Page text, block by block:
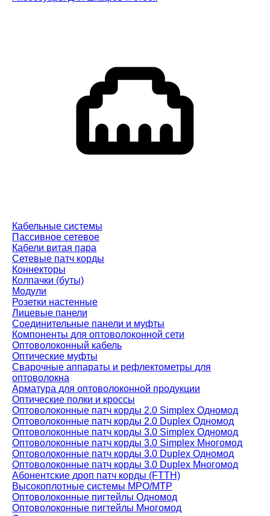
Кабельные системы
Пассивное сетевое
Кабели витая пара
Сетевые патч корды
Коннекторы
Колпачки (буты)
Модули
Розетки настенные
Лицевые панели
Соединительные панели и муфты
Компоненты для оптоволоконной сети
Оптоволоконный кабель
Оптические муфты
Сварочные аппараты и рефлектометры для
оптоволокна
Арматура для оптоволоконной продукции
Оптические полки и кроссы
Оптоволоконные патч корды 2.0 Simplex Одномод
Оптоволоконные патч корды 2.0 Duplex Одномод
Оптоволоконные патч корды 3.0 Simplex Одномод
Оптоволоконные патч корды 3.0 Simplex Многомод
Оптоволоконные патч корды 3.0 Duplex Одномод
Оптоволоконные патч корды 3.0 Duplex Многомод
Абонентские дроп патч корды (FTTH)
Высокоплотные системы MPO/MTP
Оптоволоконные пигтейлы Одномод
Оптоволоконные пигтейлы Многомод